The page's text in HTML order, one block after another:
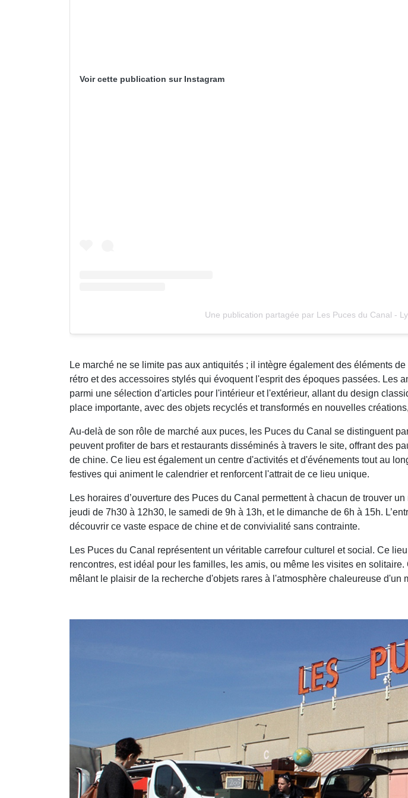
Voir cette publication sur Instagram
Une publication partagée par Les Puces du Canal -
Le marché ne se limite pas aux antiquités ; il intègre également des éléments
rétro et des accessoires stylés qui évoquent l'esprit des époques passées. Les
parmi une sélection d'articles pour l'intérieur et l'extérieur, allant du design
place importante, avec des objets recyclés et transformés en nouvelles
Au-delà de son rôle de marché aux puces, les Puces du Canal se distinguent
peuvent profiter de bars et restaurants disséminés à travers le site, offrant des
de chine. Ce lieu est également un centre d'activités et d'événements tout au
festives qui animent le calendrier et renforcent l'attrait de ce lieu unique.
Les horaires d’ouverture des Puces du Canal permettent à chacun de trouver
jeudi de 7h30 à 12h30, le samedi de 9h à 13h, et le dimanche de 6h à 15h.
découvrir ce vaste espace de chine et de convivialité sans contrainte.
Les Puces du Canal représentent un véritable carrefour culturel et social. Ce
rencontres, est idéal pour les familles, les amis, ou même les visites en
mêlant le plaisir de la recherche d'objets rares à l'atmosphère chaleureuse d'un